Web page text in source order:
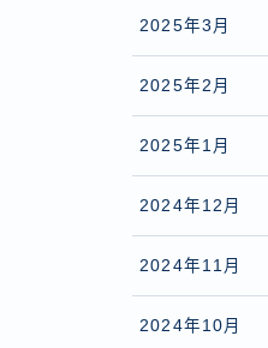
2025年3月
2025年2月
2025年1月
2024年12月
2024年11月
2024年10月